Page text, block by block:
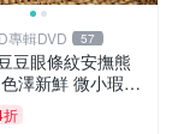
專輯DVD 57
豆眼條紋安撫熊
澤新鮮 微小瑕疵
古 安撫熊 條紋公仔